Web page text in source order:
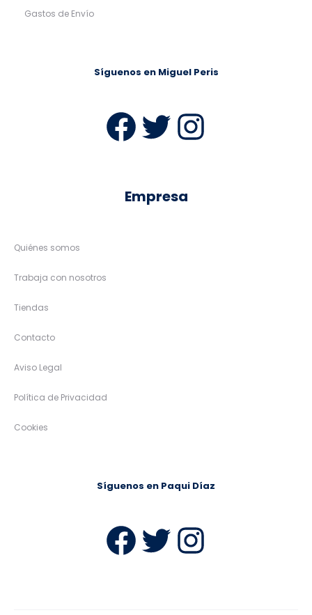
Gastos de Envío
Síguenos en Miguel Peris
Facebook
Twitter
Empresa
Quiénes somos
Trabaja con nosotros
Tiendas
Contacto
Aviso Legal
Política de Privacidad
Cookies
Síguenos en Paqui Díaz
Facebook
Twitter